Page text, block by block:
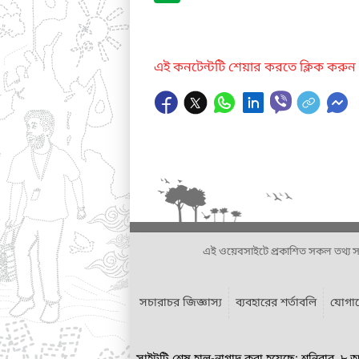
এই কনটেন্টটি শেয়ার করতে ক্লিক করুন
এই ওয়েবসাইটে প্রকাশিত সকল তথ্য
সচারাচর জিজ্ঞাস্য ব্যবহারের শর্তাবলি